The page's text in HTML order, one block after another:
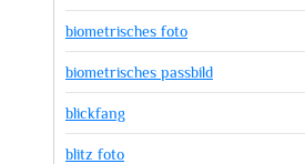
biometrisches foto
biometrisches passbild
blickfang
blitz foto